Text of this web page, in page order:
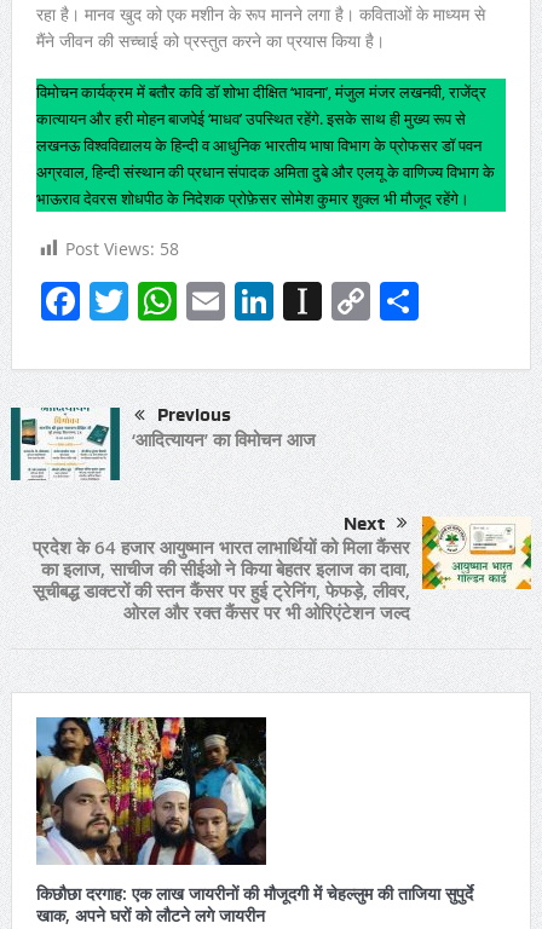
रहा है। मानव खुद को एक मशीन के रूप मानने लगा है। कविताओं के माध्यम से
मैंने जीवन की सच्चाई को प्रस्तुत करने का प्रयास किया है।
विमोचन कार्यक्रम में बतौर कवि डॉ शोभा दीक्षित ‘भावना’, मंजुल मंजर लखनवी, राजेंद्र
कात्यायन और हरी मोहन बाजपेई ‘माधव’ उपस्थित रहेंगे. इसके साथ ही मुख्य रूप से
लखनऊ विश्वविद्यालय के हिन्दी व आधुनिक भारतीय भाषा विभाग के प्रोफसर डॉ पवन
अग्रवाल, हिन्दी संस्थान की प्रधान संपादक अमिता दुबे और एलयू के वाणिज्य विभाग के
भाऊराव देवरस शोधपीठ के निदेशक प्रोफ़ेसर सोमेश कुमार शुक्ल भी मौजूद रहेंगे।
Post Views: 58
Facebook
Twitter
WhatsApp
EmailLinkedIn
Instapaper
CopyShare
Previous
‘आदित्यायन’ का विमोचन आज
Next
प्रदेश के 64 हजार आयुष्मान भारत लाभार्थियों को मिला कैंसर
का इलाज, साचीज की सीईओ ने किया बेहतर इलाज का दावा,
सूचीबद्ध डाक्टरों की स्तन कैंसर पर हुई ट्रेनिंग, फेफड़े, लीवर,
ओरल और रक्त कैंसर पर भी ओरिएंटेशन जल्द
किछौछा दरगाह: एक लाख जायरीनों की मौजूदगी में चेहल्लुम की ताजिया सुपुर्दे
खाक, अपने घरों को लौटने लगे जायरीन